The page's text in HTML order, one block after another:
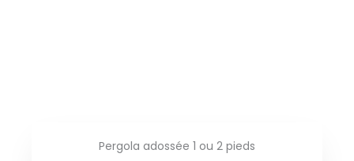
Pergola adossée 1 ou 2 pieds